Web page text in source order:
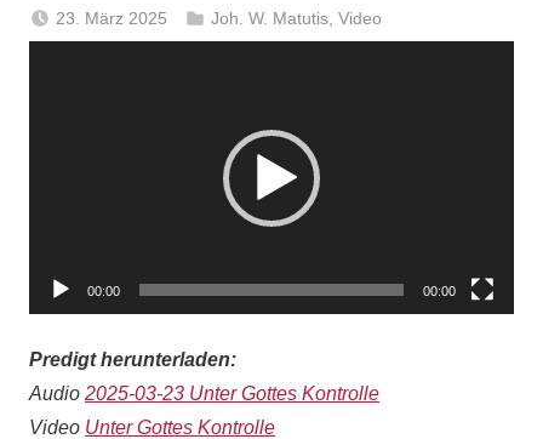
23. März 2025
Berliner
Joh. W. Matutis ,Video
00:00 00:00
Predigt herunterladen:
Audio 2025-03-23 Unter Gottes Kontrolle
Video Unter Gottes Kontrolle